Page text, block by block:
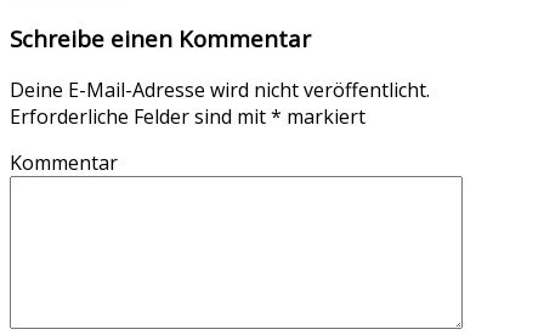
Schreibe einen Kommentar
Deine E-Mail-Adresse wird nicht veröffentlicht.
Erforderliche Felder sind mit* markiert
Kommentar